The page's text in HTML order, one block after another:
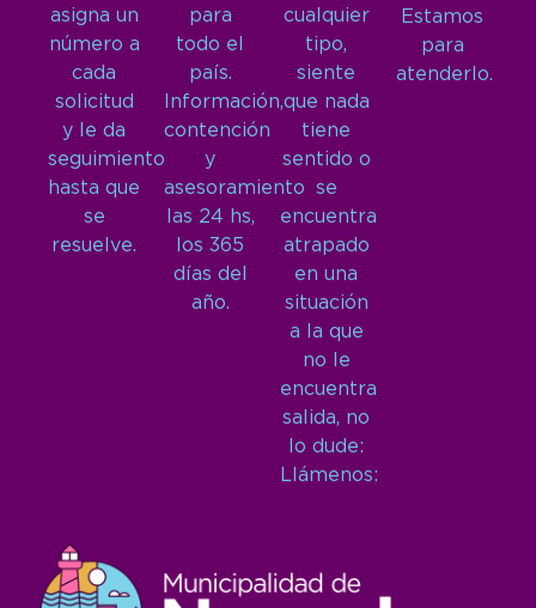
asigna un
número a
cada
solicitud
y le da
seguimiento
hasta que
se
resuelve.
para
todo el
país.
Información,
contención
y
asesoramiento
las 24 hs,
los 365
días del
año.
cualquier
tipo,
siente
que nada
tiene
sentido o
se
encuentra
atrapado
en una
situación
a la que
no le
encuentra
salida, no
lo dude:
Llámenos:
Estamos
para
atenderlo.